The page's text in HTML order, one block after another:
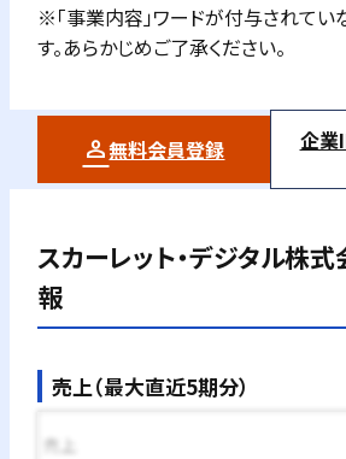
※「事業内容」ワードが付与されてい
す。あらかじめご了承ください。
無料会員登録 企業
スカーレット・デジタル株式
報
売上（最大直近5期分）
売上